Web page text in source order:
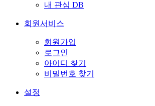
내 관심 DB
회원서비스
회원가입
로그인
아이디 찾기
비밀번호 찾기
설정